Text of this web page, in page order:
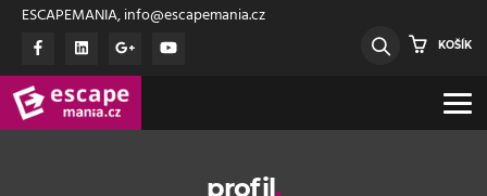
ESCAPEMANIA, info@escapemania.cz
KOŠÍK
profil